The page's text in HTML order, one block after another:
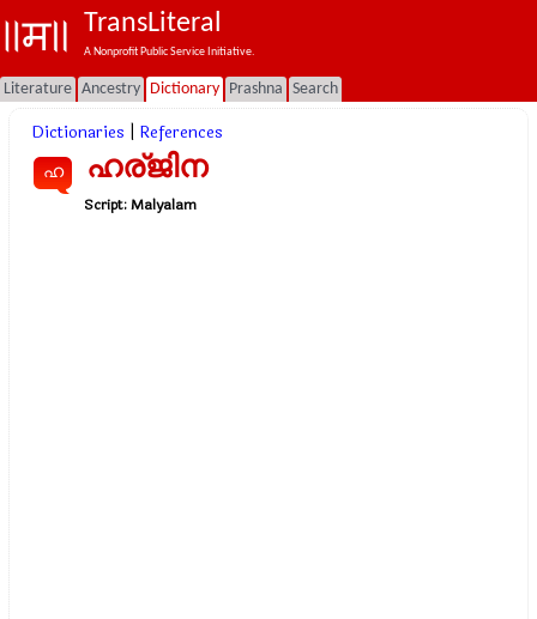
TransLiteral
A Nonprofit Public Service Initiative.
Literature Ancestry Dictionary Prashna Search
Dictionaries References
ഹ ഹര്ജിന
Script:Malyalam